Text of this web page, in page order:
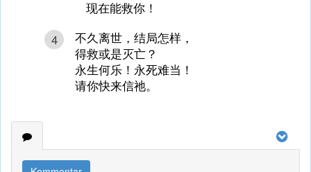
现在能救你！
4
不久离世，结局怎样，
得救或是灭亡？
永生何乐！永死难当！
请你快来信祂。